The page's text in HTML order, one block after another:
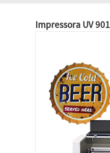
Impressora UV